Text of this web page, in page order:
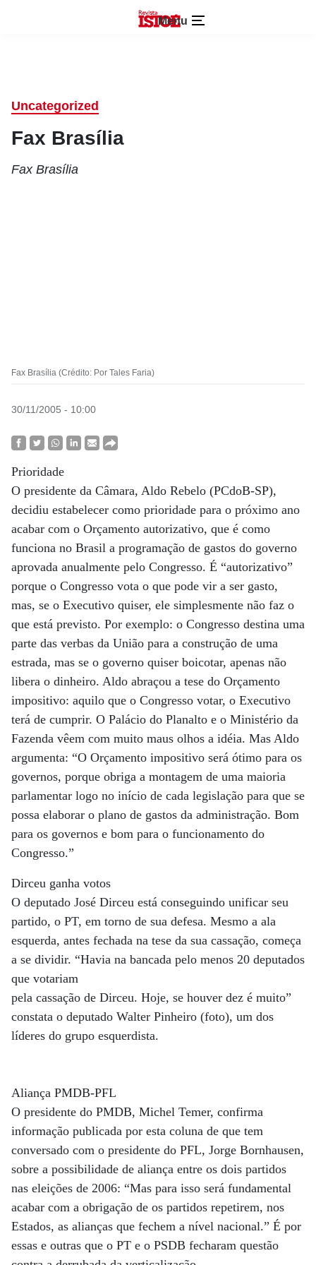
Menu
Uncategorized
Fax Brasília
Fax Brasília
Fax Brasília (Crédito: Por Tales Faria)
30/11/2005 - 10:00
Prioridade
O presidente da Câmara, Aldo Rebelo (PCdoB-SP),
decidiu estabelecer como prioridade para o próximo ano
acabar com o Orçamento autorizativo, que é como
funciona no Brasil a programação de gastos do governo
aprovada anualmente pelo Congresso. É “autorizativo”
porque o Congresso vota o que pode vir a ser gasto,
mas, se o Executivo quiser, ele simplesmente não faz o
que está previsto. Por exemplo: o Congresso destina uma
parte das verbas da União para a construção de uma
estrada, mas se o governo quiser boicotar, apenas não
libera o dinheiro. Aldo abraçou a tese do Orçamento
impositivo: aquilo que o Congresso votar, o Executivo
terá de cumprir. O Palácio do Planalto e o Ministério da
Fazenda vêem com muito maus olhos a idéia. Mas Aldo
argumenta: “O Orçamento impositivo será ótimo para os
governos, porque obriga a montagem de uma maioria
parlamentar logo no início de cada legislação para que se
possa elaborar o plano de gastos da administração. Bom
para os governos e bom para o funcionamento do
Congresso.”
Dirceu ganha votos
O deputado José Dirceu está conseguindo unificar seu
partido, o PT, em torno de sua defesa. Mesmo a ala
esquerda, antes fechada na tese da sua cassação, começa
a se dividir. “Havia na bancada pelo menos 20 deputados
que votariam
pela cassação de Dirceu. Hoje, se houver dez é muito”
constata o deputado Walter Pinheiro (foto), um dos
líderes do grupo esquerdista.
Aliança PMDB-PFL
O presidente do PMDB, Michel Temer, confirma
informação publicada por esta coluna de que tem
conversado com o presidente do PFL, Jorge Bornhausen,
sobre a possibilidade de aliança entre os dois partidos
nas eleições de 2006: “Mas para isso será fundamental
acabar com a obrigação de os partidos repetirem, nos
Estados, as alianças que fechem a nível nacional.” É por
essas e outras que o PT e o PSDB fecharam questão